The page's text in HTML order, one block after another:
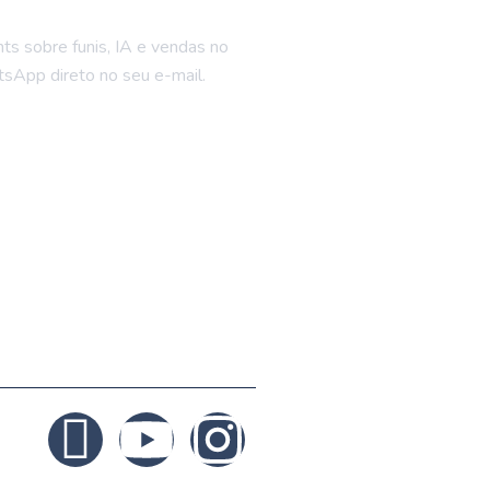
sobre funis, IA e vendas no
direto no seu e-mail.